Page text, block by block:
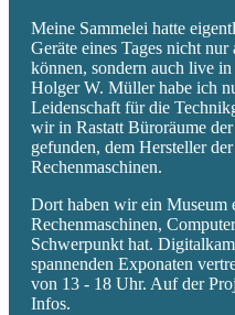
Meine Sammelei hatte
Geräte eines Tages nicht
können, sondern auch live
Holger W. Müller habe ich
Leidenschaft für die
wir in Rastatt Büroräume
gefunden, dem Hersteller
Rechenmaschinen.
Dort haben wir ein Museum
Rechenmaschinen,
Schwerpunkt hat.
spannenden Exponaten
von 13 - 18 Uhr. Auf der
Infos.